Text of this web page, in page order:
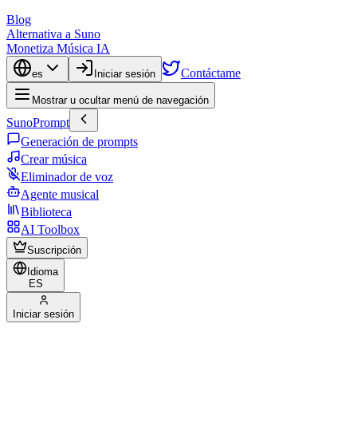
Blog
Alternativa a Suno
Monetiza Música IA
es Iniciar sesión Contáctame
Mostrar u ocultar menú de navegación
SunoPrompt
Generación de prompts
Crear música
Eliminador de voz
Agente musical
Biblioteca
AI Toolbox
Suscripción
Idioma
ES
Iniciar sesión